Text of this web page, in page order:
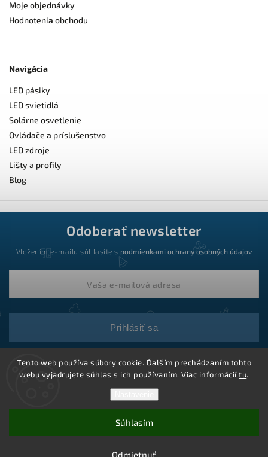
Tento web používa súbory cookie. Ďalším prechádzaním tohto
webu vyjadrujete súhlas s ich používaním. Viac informáciítu.
Odmietnuť
Súhlasím
Moje objednávky
Hodnotenia obchodu
Navigácia
LED pásiky
LED svietidlá
Solárne osvetlenie
Ovládače a príslušenstvo
LED zdroje
Lišty a profily
Blog
Odoberať newsletter
Vložením e-mailu súhlasíte s podmienkami ochrany osobných údajov
Prihlásiť sa
Vytvoril Shoptet